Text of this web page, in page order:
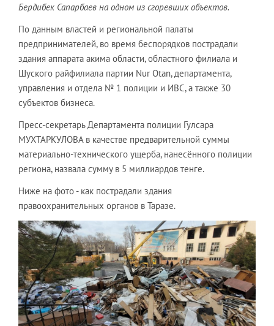
Бердибек Сапарбаев на одном из сгоревших объектов.
По данным властей и региональной палаты
предпринимателей, во время беспорядков пострадали
здания аппарата акима области, областного филиала и
Шуского райфилиала партии Nur Otan, департамента,
управления и отдела № 1 полиции и ИВС, а также 30
субъектов бизнеса.
Пресс-секретарь Департамента полиции Гулсара
МУХТАРКУЛОВА в качестве предварительной суммы
материально-технического ущерба, нанесённого полиции
региона, назвала сумму в 5 миллиардов тенге.
Ниже на фото - как пострадали здания
правоохранительных органов в Таразе.